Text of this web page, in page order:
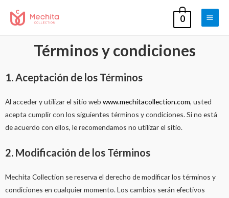
0
Términos y condiciones
1. Aceptación de los Términos
Al acceder y utilizar el sitio web www.mechitacollection.com, usted
acepta cumplir con los siguientes términos y condiciones. Si no está
de acuerdo con ellos, le recomendamos no utilizar el sitio.
2. Modificación de los Términos
Mechita Collection se reserva el derecho de modificar los términos y
condiciones en cualquier momento. Los cambios serán efectivos